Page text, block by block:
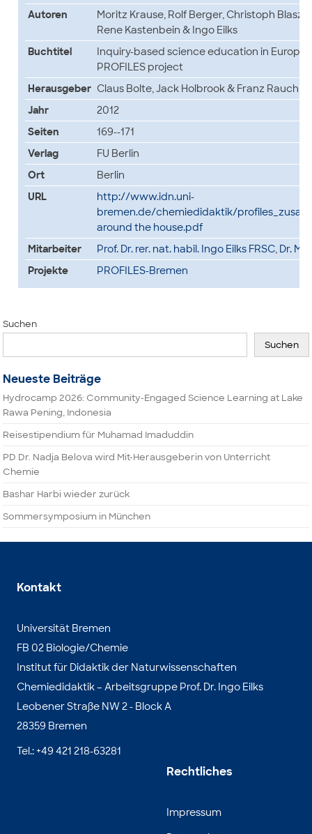
Autoren
Moritz Krause, Rolf Berger, Christoph
Rene Kastenbein & Ingo Eilks
Buchtitel
Inquiry-based science education in
PROFILES project
Herausgeber Claus Bolte, Jack Holbrook & Franz Rauch
Jahr
2012
Seiten
169--171
Verlag
FU Berlin
Ort
Berlin
URL
http://www.idn.uni-
bremen.de/chemiedidaktik/
around the house.pdf
Mitarbeiter
Prof. Dr. rer. nat. habil. Ingo Eilks FRSC, Dr.
Projekte
PROFILES-Bremen
Suchen
Suchen
Neueste Beiträge
Hydrocamp 2026: Community-Engaged Science Learning at Lake
Rawa Pening, Indonesia
Reisestipendium für Muhamad Imaduddin
PD Dr. Nadja Belova wird Mit-Herausgeberin von Unterricht
Chemie
Bashar Harbi wieder zurück
Sommersymposium in München
Kontakt
Universität Bremen
FB 02 Biologie/Chemie
Institut für Didaktik der Naturwissenschaften
Chemiedidaktik – Arbeitsgruppe Prof. Dr. Ingo Eilks
Leobener Straße NW 2 - Block A
28359 Bremen
Tel.: +49 421 218-63281
Rechtliches
Impressum